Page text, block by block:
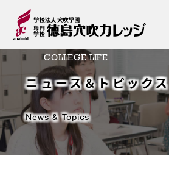
COLLEGE LIFE
ニュース＆トピックス
News & Topics